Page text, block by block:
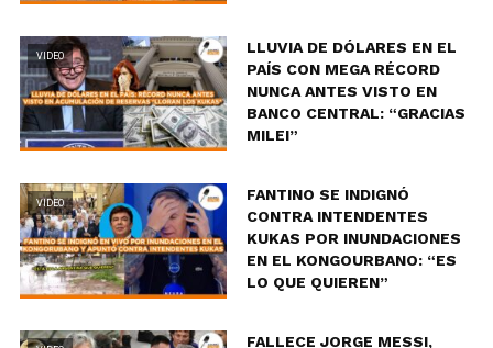
VIDEO
LLUVIA DE DÓLARES EN EL
PAÍS CON MEGA RÉCORD
NUNCA ANTES VISTO EN
BANCO CENTRAL: “GRACIAS
MILEI”
VIDEO
FANTINO SE INDIGNÓ
CONTRA INTENDENTES
KUKAS POR INUNDACIONES
EN EL KONGOURBANO: “ES
LO QUE QUIEREN”
FALLECE JORGE MESSI,